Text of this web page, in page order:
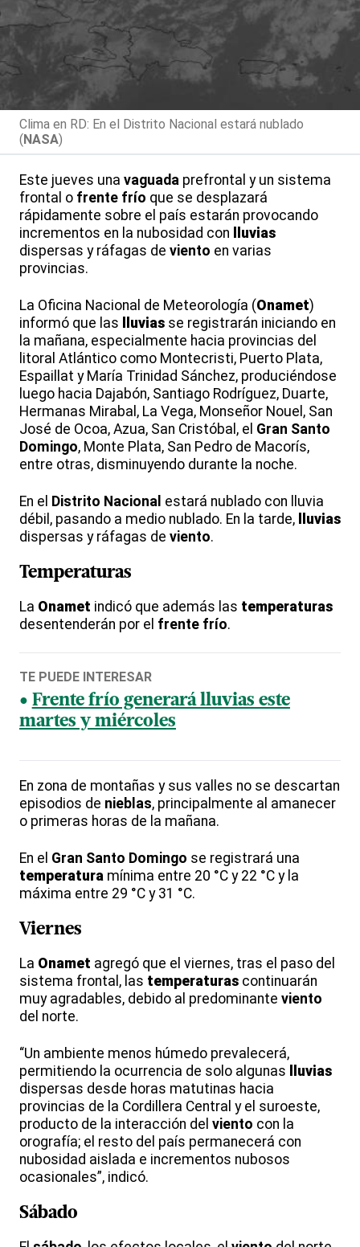
Clima en RD: En el Distrito Nacional estará nublado
(NASA)
Este jueves una vaguada prefrontal y un sistema
frontal o frente frío que se desplazará
rápidamente sobre el país estarán provocando
incrementos en la nubosidad con
lluvias
dispersas y ráfagas de viento en varias
provincias.
La Oficina Nacional de Meteorología (Onamet)
informó que las
lluvias se registrarán iniciando en
la mañana, especialmente hacia provincias del
litoral Atlántico como Montecristi, Puerto Plata,
Espaillat y María Trinidad Sánchez, produciéndose
luego hacia Dajabón, Santiago Rodríguez, Duarte,
Hermanas Mirabal, La Vega, Monseñor Nouel, San
José de Ocoa, Azua, San Cristóbal, el Gran Santo
Domingo, Monte Plata, San Pedro de Macorís,
entre otras, disminuyendo durante la noche.
En el Distrito Nacional estará nublado con lluvia
débil, pasando a medio nublado. En la tarde,
lluvias
dispersas y ráfagas de viento.
Temperaturas
La Onamet indicó que además las temperaturas
desentenderán por el frente frío.
TE PUEDE INTERESAR
Frente frío generará lluvias este
martes y miércoles
En zona de montañas y sus valles no se descartan
episodios de nieblas, principalmente al amanecer
o primeras horas de la mañana.
En el Gran Santo Domingo se registrará una
temperatura mínima entre 20 °C y 22 °C y la
máxima entre 29 °C y 31 °C.
Viernes
La Onamet agregó que el viernes, tras el paso del
sistema frontal, las temperaturas continuarán
muy agradables, debido al predominante viento
del norte.
“Un ambiente menos húmedo prevalecerá,
permitiendo la ocurrencia de solo algunas
lluvias
dispersas desde horas matutinas hacia
provincias de la Cordillera Central y el suroeste,
producto de la interacción del viento con la
orografía; el resto del país permanecerá con
nubosidad aislada e incrementos nubosos
ocasionales”, indicó.
Sábado